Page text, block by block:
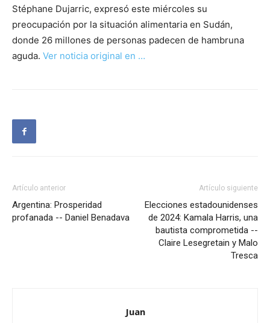
Stéphane Dujarric, expresó este miércoles su
preocupación por la situación alimentaria en Sudán,
donde 26 millones de personas padecen de hambruna
aguda. Ver noticia original en …
Artículo anterior
Argentina: Prosperidad
profanada -- Daniel Benadava
Artículo siguiente
Elecciones estadounidenses
de 2024: Kamala Harris, una
bautista comprometida --
Claire Lesegretain y Malo
Tresca
Juan